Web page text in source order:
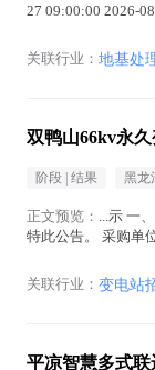
27 09:00:00 2026-
关联行业： 地基处
双鸭山66kv永
阶段 | 结果 黑龙
正文预览： ...示 一
特此公告。 采购单
关联行业： 变电站
平凉智慧多式